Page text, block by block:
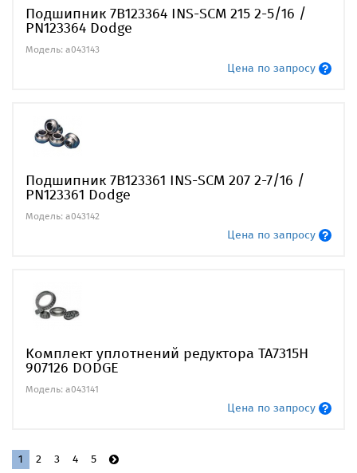
Подшипник 7В123364 INS-SCM 215 2-5/16 /
PN123364 Dodge
Модель: a043143
Цена по запросу
Подшипник 7В123361 INS-SCM 207 2-7/16 /
PN123361 Dodge
Модель: a043142
Цена по запросу
Комплект уплотнений редуктора ТА7315Н
907126 DODGE
Модель: a043141
Цена по запросу
1 2 3 4 5